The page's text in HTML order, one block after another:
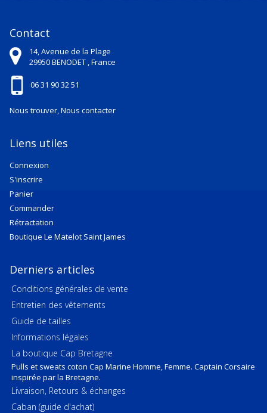
Contact
14, Avenue de la Plage
29950BENODET , France
06 31 90 32 51
Nous trouver, Nous contacter
Liens utiles
Connexion
S'inscrire
Panier
Commander
Rétractation
Boutique Le Matelot Saint James
Derniers articles
Conditions générales de vente
Entretien des vêtements
Guide de tailles
Informations légales
La boutique Cap Bretagne
Pulls et sweats coton Cap Marine Homme, Femme. Captain Corsaire
inspirée par la Bretagne.
Livraison, Retours & échanges
Caban (guide d'achat)